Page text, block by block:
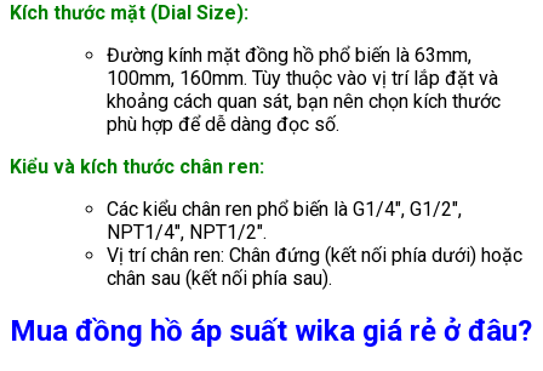
Kích thước mặt (Dial Size):
Đường kính mặt đồng hồ phổ biến là 63mm,
100mm, 160mm. Tùy thuộc vào vị trí lắp đặt và
khoảng cách quan sát, bạn nên chọn kích thước
phù hợp để dễ dàng đọc số.
Kiểu và kích thước chân ren:
Các kiểu chân ren phổ biến là G1/4″, G1/2″,
NPT1/4″, NPT1/2″.
Vị trí chân ren: Chân đứng (kết nối phía dưới) hoặc
chân sau (kết nối phía sau).
Mua đồng hồ áp suất wika giá rẻ ở đâu?